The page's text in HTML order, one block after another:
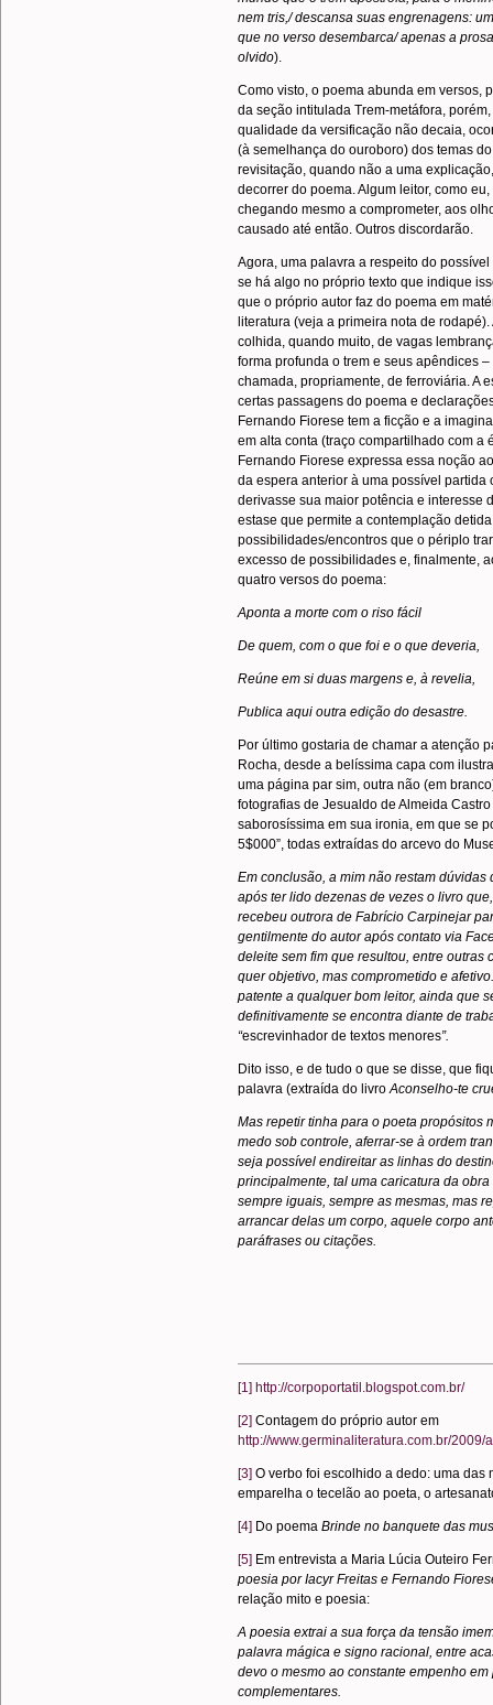
nem tris,/ descansa suas engrenagens:
que no verso desembarca/ apenas a
olvido).
Como visto, o poema abunda em versos,
da seção intitulada Trem-metáfora,
qualidade da versificação não decaia,
(à semelhança do ouroboro) dos temas
revisitação, quando não a uma
decorrer do poema. Algum leitor, como
chegando mesmo a comprometer, aos
causado até então. Outros discordarão.
Agora, uma palavra a respeito do
se há algo no próprio texto que indique
que o próprio autor faz do poema em
literatura (veja a primeira nota de
colhida, quando muito, de vagas
forma profunda o trem e seus apêndices
chamada, propriamente, de ferroviária. A
certas passagens do poema e
Fernando Fiorese tem a ficção e a
em alta conta (traço compartilhado com a
Fernando Fiorese expressa essa noção
da espera anterior à uma possível
derivasse sua maior potência e interesse
estase que permite a contemplação
possibilidades/encontros que o périplo
excesso de possibilidades e, finalmente,
quatro versos do poema:
Aponta a morte com o riso fácil
De quem, com o que foi e o que deveria,
Reúne em si duas margens e, à revelia,
Publica aqui outra edição do desastre.
Por último gostaria de chamar a atenção
Rocha, desde a belíssima capa com
uma página par sim, outra não (em
fotografias de Jesualdo de Almeida
saborosíssima em sua ironia, em que se
5$000”, todas extraídas do arcevo do
Em conclusão, a mim não restam
após ter lido dezenas de vezes o livro
recebeu outrora de Fabrício Carpinejar
gentilmente do autor após contato via
deleite sem fim que resultou, entre
quer objetivo, mas comprometido e
patente a qualquer bom leitor, ainda que
definitivamente se encontra diante de
“escrevinhador de textos menores”.
Dito isso, e de tudo o que se disse, que
palavra (extraída do livroAconselho-te
Mas repetir tinha para o poeta propósitos
medo sob controle, aferrar-se à ordem
seja possível endireitar as linhas do
principalmente, tal uma caricatura da
sempre iguais, sempre as mesmas, mas
arrancar delas um corpo, aquele corpo
paráfrases ou citações.
[1] http://corpoportatil.blogspot.com.br/
[2] Contagem do próprio autor em
http://www.germinaliteratura.com.br/
[3] O verbo foi escolhido a dedo: uma das
emparelha o tecelão ao poeta, o
[4] Do poema Brinde no banquete das
[5] Em entrevista a Maria Lúcia Outeiro
poesia por Iacyr Freitas e Fernando
relação mito e poesia:
A poesia extrai a sua força da tensão
palavra mágica e signo racional, entre
devo o mesmo ao constante empenho
complementares.